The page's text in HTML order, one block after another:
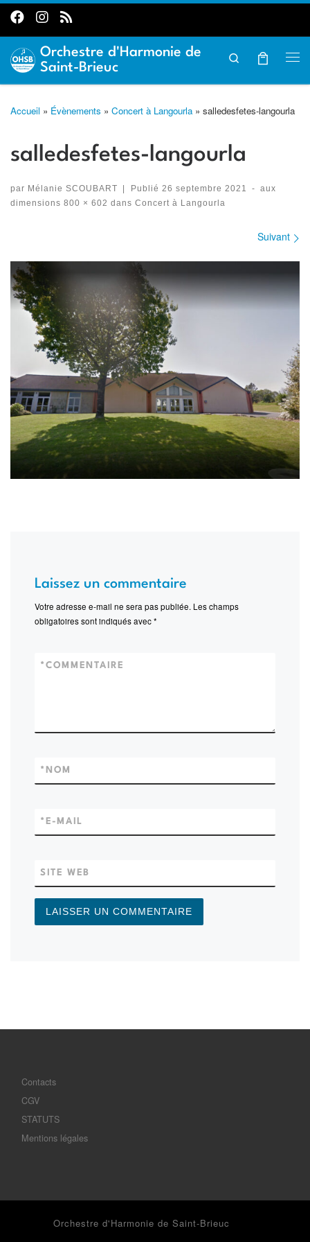
Passer au contenu
Orchestre d'Harmonie de
Saint-Brieuc
Search
Accueil » Évènements » Concert à Langourla » salledesfetes-langourla
salledesfetes-langourla
par Mélanie SCOUBART Publié 26 septembre 2021 -
aux
dimensions 800 × 602 dans Concert à Langourla
Suivant
Laissez un commentaire
Votre adresse e-mail ne sera pas publiée. Les champs
obligatoires sont indiqués avec*
COMMENTAIRE
*
NOM
*
E-MAIL
*
SITE WEB
Contacts
CGV
STATUTS
Mentions légales
Orchestre d'Harmonie de Saint-Brieuc